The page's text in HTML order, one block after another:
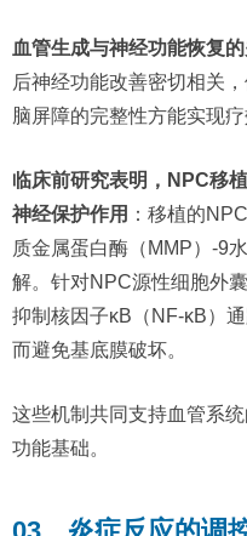
血管生成与神经功能恢复的
后神经功能改善密切相关
脑屏障的完整性方能实现疗
临床前研究表明，NPC移
神经保护作用 ：移植的
质金属蛋白酶（MMP）-9
解。针对NPC源性细胞外
抑制核因子κB（NF-κB）
而避免基底膜破坏。
这些机制共同支持血管系
功能基础。